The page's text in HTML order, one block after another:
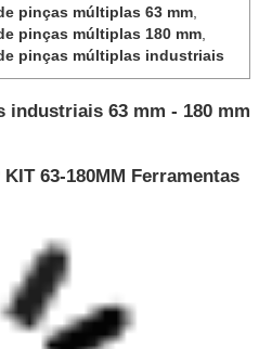
pinças múltiplas 63 mm
pinças múltiplas 180 mm
pinças múltiplas industriais
industriais 63 mm - 180 mm
63-180MM Ferramentas